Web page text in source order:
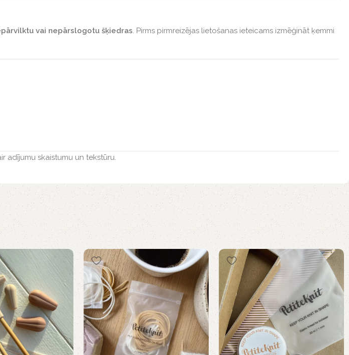
vai nepārslogotu šķiedras. Pirms pirmreizējas lietošanas ieteicams izmēģināt ķemmi
adījumu skaistumu un tekstūru.